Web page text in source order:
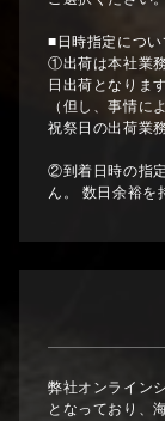
■日時指定につい
①出荷は本社業
日出荷となります
（但し、事情に
祝祭日の出荷業
②到着日時の指
ん。 数日余裕を
弊社オンライン
となっており、